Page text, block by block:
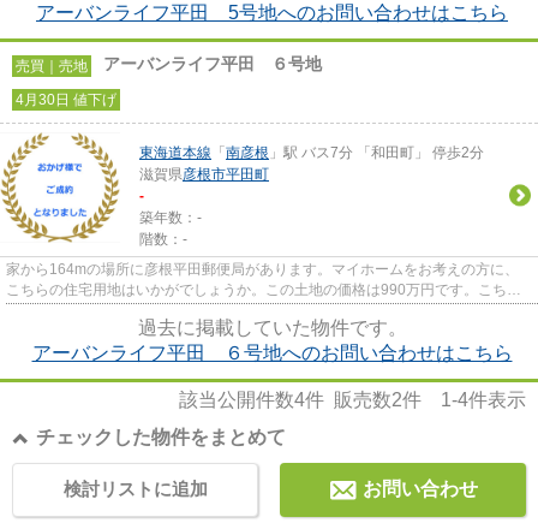
アーバンライフ平田 5号地へのお問い合わせはこちら
売買｜売地 アーバンライフ平田 ６号地
4月30日 値下げ
東海道本線 「 南彦根 」駅 バス7分 「和田町」 停歩2分
滋賀県彦根市平田町
-
築年数：-
階数：-
家から164mの場所に彦根平田郵便局があります。マイホームをお考えの方に、
こちらの住宅用地はいかがでしょうか。この土地の価格は990万円です。こちら
過去に掲載していた物件です。
アーバンライフ平田 ６号地へのお問い合わせはこちら
該当公開件数4件 販売数2件 1-4件表示
チェックした物件をまとめて
お問い合わせ
検討リストに追加